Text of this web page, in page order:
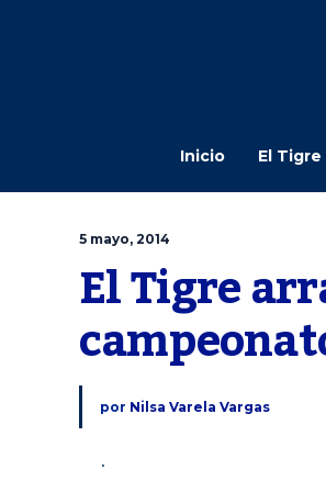
Inicio El Tigre
5 mayo, 2014
El Tigre
por Nilsa Varela Vargas
.